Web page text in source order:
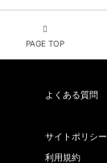
PAGE TOP
よくある質問
サイトポリシー
利用規約